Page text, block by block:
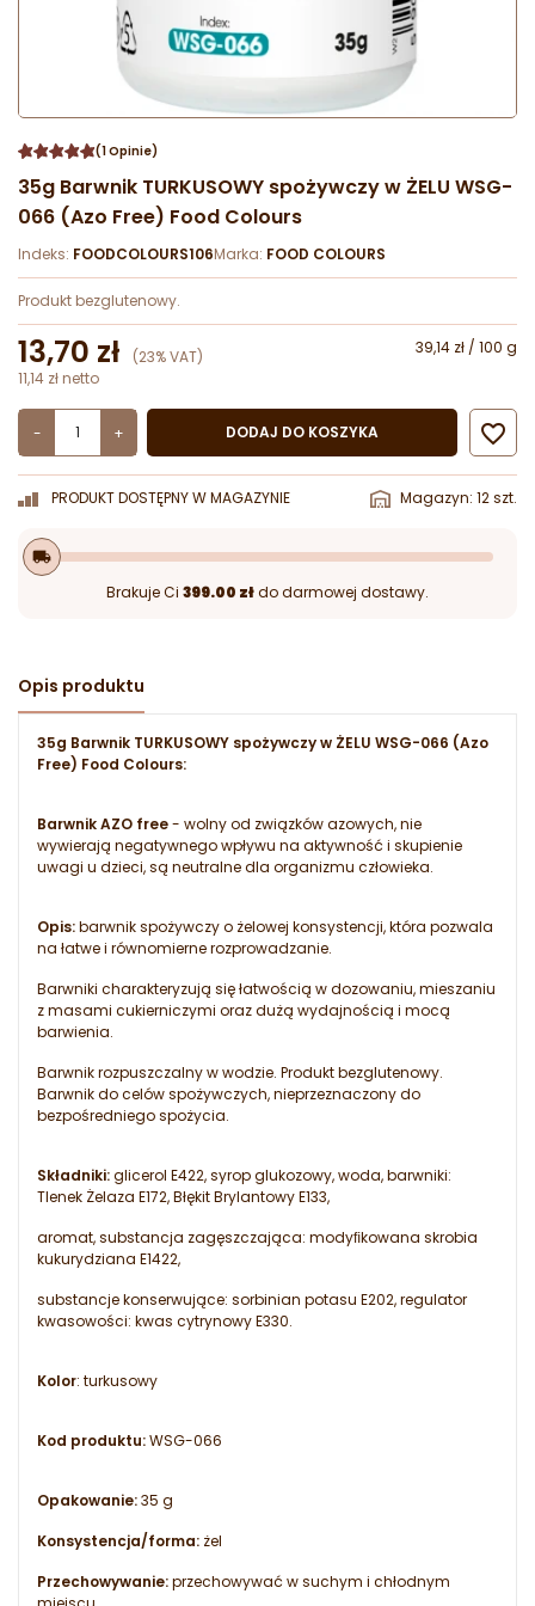
(1 Opinie)
35g Barwnik TURKUSOWY spożywczy w ŻELU WSG-
066 (Azo Free) Food Colours
Indeks: FOODCOLOURS106Marka: FOOD COLOURS
Produkt bezglutenowy.
13,70 zł (23% VAT)
39,14 zł / 100 g
11,14 zł netto
- + DODAJ DO KOSZYKA 
PRODUKT DOSTĘPNY W MAGAZYNIE Magazyn: 12 szt.
local_shipping
Brakuje Ci 399.00 złdo darmowej dostawy.
Opis produktu
35g Barwnik TURKUSOWY spożywczy w ŻELU WSG-066 (Azo
Free) Food Colours:
Barwnik AZO free- wolny od związków azowych, nie
wywierają negatywnego wpływu na aktywność i skupienie
uwagi u dzieci, są neutralne dla organizmu człowieka.
Opis:barwnik spożywczy o żelowej konsystencji, która pozwala
na łatwe i równomierne rozprowadzanie.
Barwniki charakteryzują się łatwością w dozowaniu, mieszaniu
z masami cukierniczymi oraz dużą wydajnością i mocą
barwienia.
Barwnik rozpuszczalny w wodzie. Produkt bezglutenowy.
Barwnik do celów spożywczych, nieprzeznaczony do
bezpośredniego spożycia.
Składniki:glicerol E422, syrop glukozowy, woda, barwniki:
Tlenek Żelaza E172, Błękit Brylantowy E133,
aromat, substancja zagęszczająca: modyﬁkowana skrobia
kukurydziana E1422,
substancje konserwujące: sorbinian potasu E202, regulator
kwasowości: kwas cytrynowy E330.
Kolor: turkusowy
Kod produktu:WSG-066
Opakowanie:35 g
Konsystencja/forma: żel
Przechowywanie:przechowywać w suchym i chłodnym